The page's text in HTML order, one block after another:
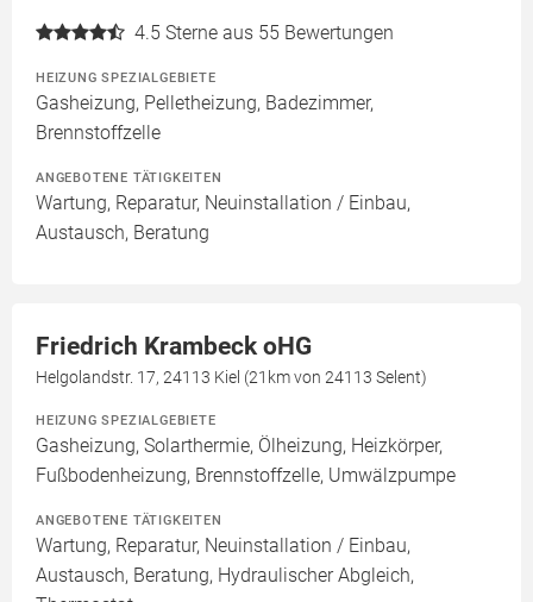
4.5 Sterne aus 55 Bewertungen
HEIZUNG SPEZIALGEBIETE
Gasheizung, Pelletheizung, Badezimmer,
Brennstoffzelle
ANGEBOTENE TÄTIGKEITEN
Wartung, Reparatur, Neuinstallation / Einbau,
Austausch, Beratung
Friedrich Krambeck oHG
Helgolandstr. 17, 24113 Kiel (21km von 24113 Selent)
HEIZUNG SPEZIALGEBIETE
Gasheizung, Solarthermie, Ölheizung, Heizkörper,
Fußbodenheizung, Brennstoffzelle, Umwälzpumpe
ANGEBOTENE TÄTIGKEITEN
Wartung, Reparatur, Neuinstallation / Einbau,
Austausch, Beratung, Hydraulischer Abgleich,